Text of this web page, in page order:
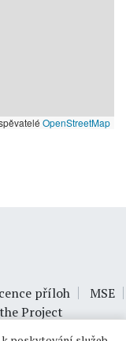
OpenStreetMap
příloh
MSE
Project